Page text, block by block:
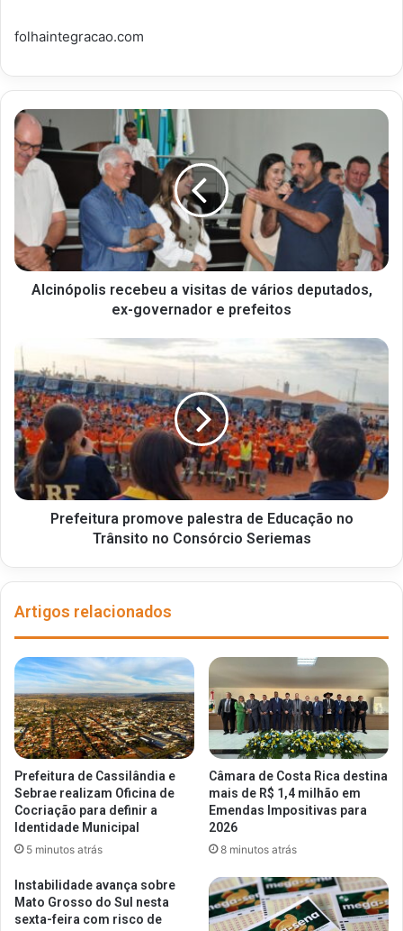
folhaintegracao.com
Alcinópolis recebeu a visitas de vários deputados,
ex-governador e prefeitos
Prefeitura promove palestra de Educação no
Trânsito no Consórcio Seriemas
Artigos relacionados
Prefeitura de Cassilândia e
Sebrae realizam Oficina de
Cocriação para definir a
Identidade Municipal
5 minutos atrás
Câmara de Costa Rica destina
mais de R$ 1,4 milhão em
Emendas Impositivas para
2026
8 minutos atrás
Instabilidade avança sobre
Mato Grosso do Sul nesta
sexta-feira com risco de